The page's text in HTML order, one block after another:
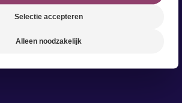
Selectie accepteren
Alleen noodzakelijk